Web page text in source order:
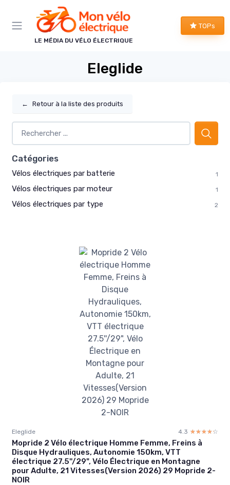
LE MÉDIA DU VÉLO ÉLECTRIQUE
TOPs
Eleglide
← Retour à la liste des produits
Catégories
Vélos électriques par batterie 1
Vélos électriques par moteur 1
Vélos électriques par type 2
Eleglide 4.3 ☆☆☆☆☆
★★★★★
Mopride 2 Vélo électrique Homme Femme, Freins à
Disque Hydrauliques, Autonomie 150km, VTT
électrique 27.5''/29", Vélo Électrique en Montagne
pour Adulte, 21 Vitesses(Version 2026) 29 Mopride 2-
NOIR
Panneau de gestion des cookies